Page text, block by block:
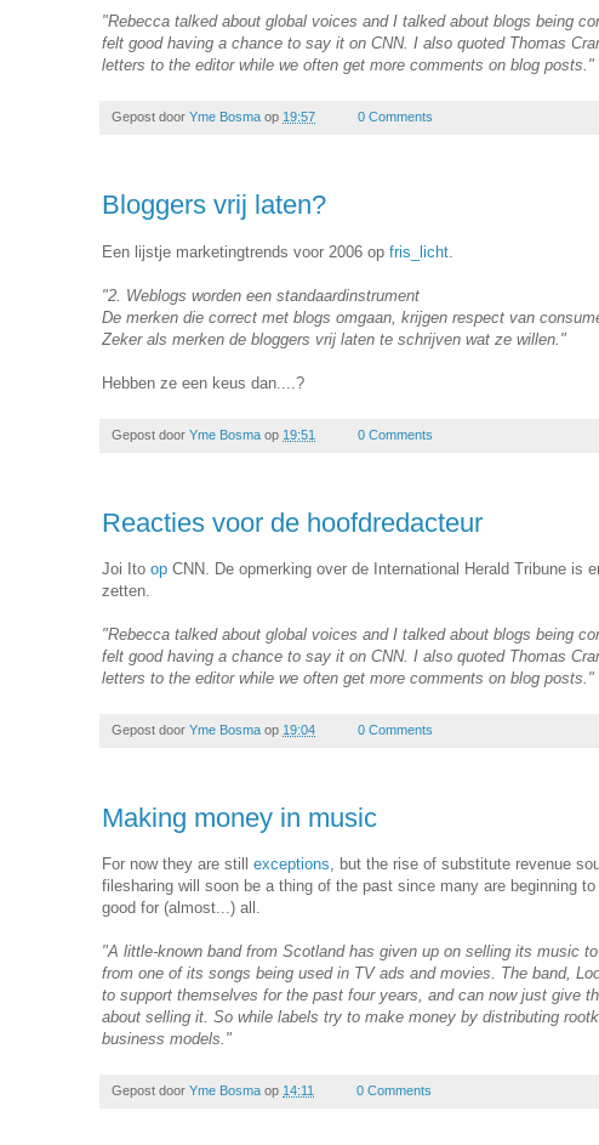
"Rebecca talked about global voices and I talked about blogs being
felt good having a chance to say it on CNN. I also quoted Thomas
letters to the editor while we often get more comments on blog posts."
Gepost door Yme Bosma op 19:57 0 Comments
Bloggers vrij laten?
Een lijstje marketingtrends voor 2006 op fris_licht
"2. Weblogs worden een standaardinstrument
De merken die correct met blogs omgaan, krijgen respect van
Zeker als merken de bloggers vrij laten te schrijven wat ze willen."
Hebben ze een keus dan....?
Gepost door Yme Bosma op 19:51 0 Comments
Reacties voor de hoofdredacteur
Joi Ito op CNN. De opmerking over de International Herald Tribune is
zetten.
"Rebecca talked about global voices and I talked about blogs being
felt good having a chance to say it on CNN. I also quoted Thomas
letters to the editor while we often get more comments on blog posts."
Gepost door Yme Bosma op 19:04 0 Comments
Making money in music
For now they are still exceptions, but the rise of substitute revenue
filesharing will soon be a thing of the past since many are beginning
good for (almost...) all.
"A little-known band from Scotland has given up on selling its music
from one of its songs being used in TV ads and movies. The band,
to support themselves for the past four years, and can now just give
about selling it. So while labels try to make money by distributing
business models."
Gepost door Yme Bosma op 14:11 0 Comments